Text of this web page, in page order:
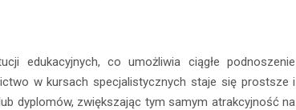
edukacyjnych, co umożliwia ciągłe podnoszenie
w kursach specjalistycznych staje się prostsze i
dyplomów, zwiększając tym samym atrakcyjność na